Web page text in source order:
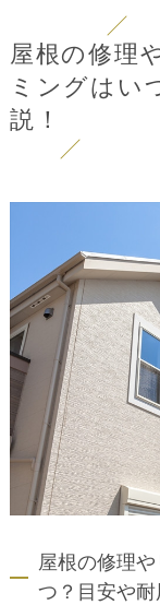
屋根の修理
ミングはい
説！
屋根の修理
つ？目安や耐